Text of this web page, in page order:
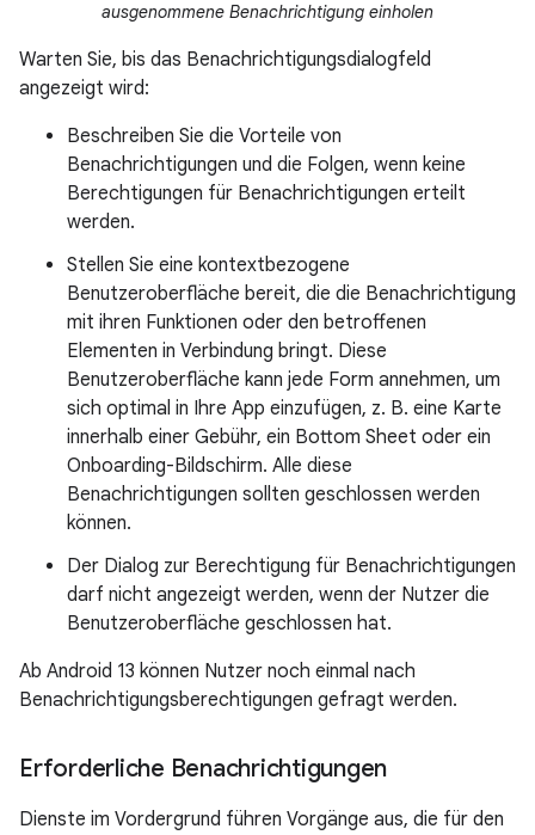
ausgenommene Benachrichtigung einholen
Warten Sie, bis das Benachrichtigungsdialogfeld
angezeigt wird:
Beschreiben Sie die Vorteile von
Benachrichtigungen und die Folgen, wenn keine
Berechtigungen für Benachrichtigungen erteilt
werden.
Stellen Sie eine kontextbezogene
Benutzeroberfläche bereit, die die Benachrichtigung
mit ihren Funktionen oder den betroffenen
Elementen in Verbindung bringt. Diese
Benutzeroberfläche kann jede Form annehmen, um
sich optimal in Ihre App einzufügen, z. B. eine Karte
innerhalb einer Gebühr, ein Bottom Sheet oder ein
Onboarding-Bildschirm. Alle diese
Benachrichtigungen sollten geschlossen werden
können.
Der Dialog zur Berechtigung für Benachrichtigungen
darf nicht angezeigt werden, wenn der Nutzer die
Benutzeroberfläche geschlossen hat.
Ab Android 13 können Nutzer noch einmal nach
Benachrichtigungsberechtigungen gefragt werden.
Erforderliche Benachrichtigungen
Dienste im Vordergrund führen Vorgänge aus, die für den